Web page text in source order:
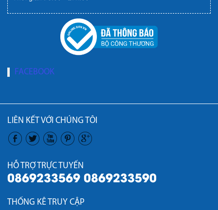
FACEBOOK
LIÊN KẾT VỚI CHÚNG TÔI
HỖ TRỢ TRỰC TUYẾN
0869233569 0869233590
THỐNG KÊ TRUY CẬP